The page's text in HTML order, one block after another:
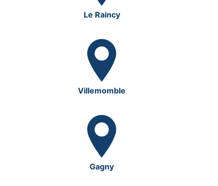
Le Raincy
Villemomble
Gagny